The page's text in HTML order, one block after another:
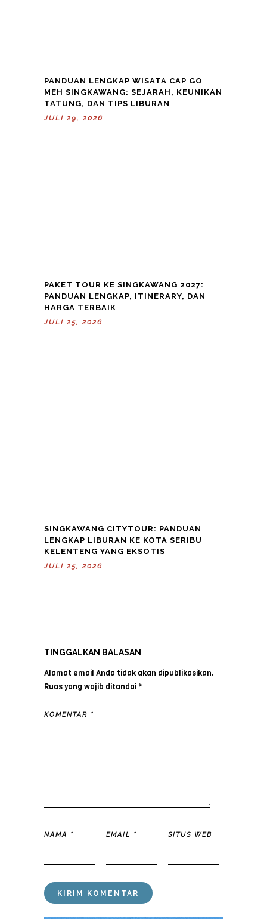
PANDUAN LENGKAP WISATA CAP GO
MEH SINGKAWANG: SEJARAH, KEUNIKAN
TATUNG, DAN TIPS LIBURAN
JULI 29, 2026
PAKET TOUR KE SINGKAWANG 2027:
PANDUAN LENGKAP, ITINERARY, DAN
HARGA TERBAIK
JULI 25, 2026
SINGKAWANG CITYTOUR: PANDUAN
LENGKAP LIBURAN KE KOTA SERIBU
KELENTENG YANG EKSOTIS
JULI 25, 2026
TINGGALKAN BALASAN
Alamat email Anda tidak akan dipublikasikan.
Ruas yang wajib ditandai*
KOMENTAR *
NAMA * EMAIL * SITUS WEB